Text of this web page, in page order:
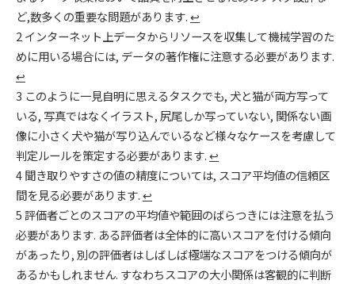
ど,数多くの重要な問題があります.↩
2インターネット上データからリソースを収集して機械学習のた
めに用いる場合には, データの著作権に注意する必要があります.
↩
3 このように一見自明に思えるタスクでも, 犬と猫が両方写って
いる, 写真ではなくイラスト, 尻尾しか写っていない, 関係ない画
像に小さく犬や猫が写り込んでいるなど様々なケースを考慮して
判定ルールを策定する必要があります.↩
4聞き取りやすさの値の精度については, スコア平均値の信頼区
間を見る必要があります.↩
5評価者ごとのスコアの平均値や範囲のばらつきには注意を払う
必要があります. ある評価者は全体的に高いスコアを付ける傾向
があったり, 別の評価者はしばしば極端なスコアをつける傾向が
あるかもしれません. すなわちスコアの大小関係は客観的に判断